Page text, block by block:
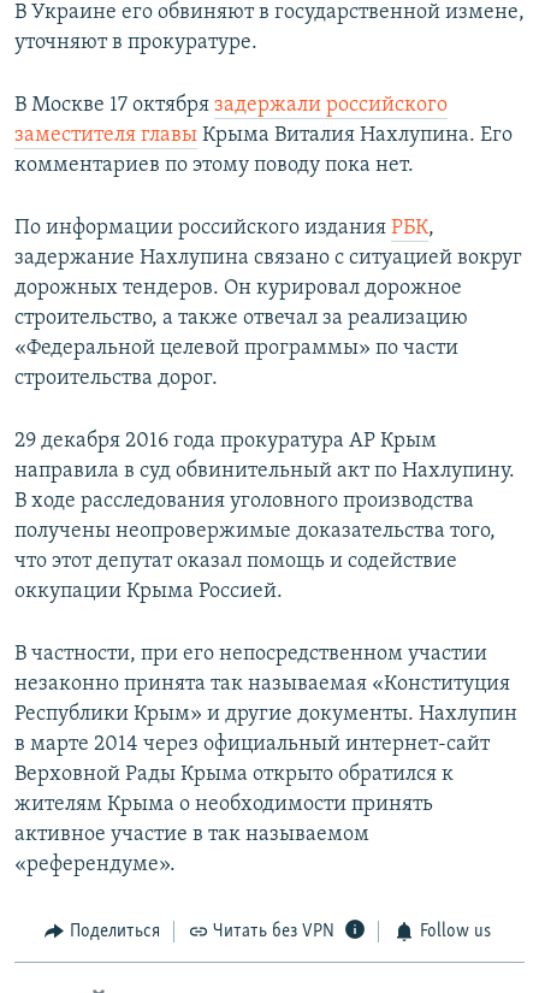
В Украине его обвиняют в государственной измене,
уточняют в прокуратуре.
В Москве 17 октября задержали российского
заместителя главы Крыма Виталия Нахлупина. Его
комментариев по этому поводу пока нет.
По информации российского издания РБК,
задержание Нахлупина связано с ситуацией вокруг
дорожных тендеров. Он курировал дорожное
строительство, а также отвечал за реализацию
«Федеральной целевой программы» по части
строительства дорог.
29 декабря 2016 года прокуратура АР Крым
направила в суд обвинительный акт по Нахлупину.
В ходе расследования уголовного производства
получены неопровержимые доказательства того,
что этот депутат оказал помощь и содействие
оккупации Крыма Россией.
В частности, при его непосредственном участии
незаконно принята так называемая «Конституция
Республики Крым» и другие документы. Нахлупин
в марте 2014 через официальный интернет-сайт
Верховной Рады Крыма открыто обратился к
жителям Крыма о необходимости принять
активное участие в так называемом
«референдуме».
Поделиться Читать без VPN Follow us